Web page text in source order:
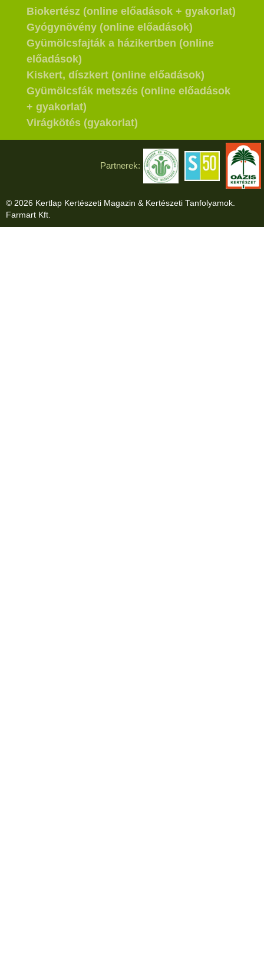
Biokertész (online előadások + gyakorlat)
Gyógynövény (online előadások)
Gyümölcsfajták a házikertben (online
előadások)
Kiskert, díszkert (online előadások)
Gyümölcsfák metszés (online előadások
+ gyakorlat)
Virágkötés (gyakorlat)
Partnerek:
© 2026 Kertlap Kertészeti Magazin & Kertészeti Tanfolyamok.
Farmart Kft.